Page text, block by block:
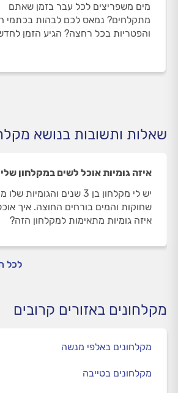
מים משפריצים לכל עבר בזמן שאתם
מתקלחים? נמאס לכם לבהות בכתמי
והפטריות בכל רחצה? הגיע הזמן
בעצמכם ומתי מוטב להיעזר בהנדימן?
התשובות במדריך
שאלות ותשובות בנושא
איזה גומיות אוכל לשים במקלחון
יש לי מקלחון בן 3 שנים והגומיות
שחוקות והמים בורחים החוצה. איך
איזה גומיות מתאימות למקלחון הזה?
לכל
מקלחונים באזורים קרובים
מקלחונים באלפי מנשה
מקלחונים בטייבה